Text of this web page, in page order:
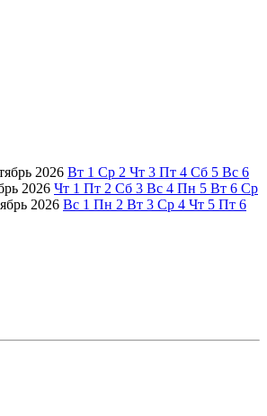
2026 Вт 1 Ср 2 Чт 3 Пт 4 Сб 5 Вс 6
2026 Чт 1 Пт 2 Сб 3 Вс 4 Пн 5 Вт 6 Ср
2026 Вс 1 Пн 2 Вт 3 Ср 4 Чт 5 Пт 6